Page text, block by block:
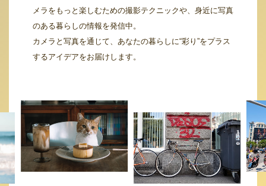
メラをもっと楽しむための撮影テクニックや、身近に写真
のある暮らしの情報を発信中。
カメラと写真を通じて、あなたの暮らしに“彩り”をプラス
するアイデアをお届けします。